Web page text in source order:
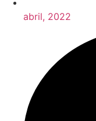
abril, 2022